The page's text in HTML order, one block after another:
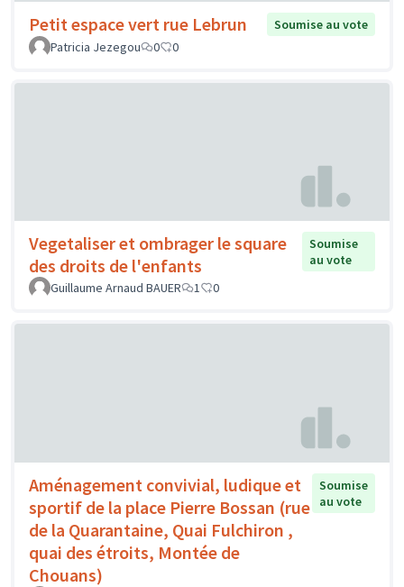
Petit espace vert rue Lebrun
Soumise au vote
Patricia Jezegou
0 0
Vegetaliser et ombrager le square
des droits de l'enfants
Soumise
au vote
Guillaume Arnaud BAUER
1 0
Aménagement convivial, ludique et
sportif de la place Pierre Bossan (rue
de la Quarantaine, Quai Fulchiron ,
quai des étroits, Montée de
Chouans)
Soumise
au vote